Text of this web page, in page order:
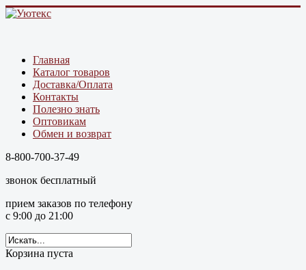
Главная
Каталог товаров
Доставка/Оплата
Контакты
Полезно знать
Оптовикам
Обмен и возврат
8-800-700-37-49
звонок бесплатный
прием заказов по телефону
с 9:00 до 21:00
Корзина пуста